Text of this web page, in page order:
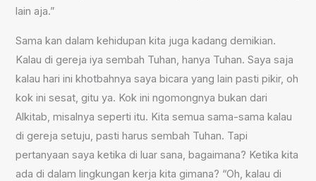
lain aja.”
Sama kan dalam kehidupan kita juga kadang demikian.
Kalau di gereja iya sembah Tuhan, hanya Tuhan. Saya saja
kalau hari ini khotbahnya saya bicara yang lain pasti pikir, oh
kok ini sesat, gitu ya. Kok ini ngomongnya bukan dari
Alkitab, misalnya seperti itu. Kita semua sama-sama kalau
di gereja setuju, pasti harus sembah Tuhan. Tapi
pertanyaan saya ketika di luar sana, bagaimana? Ketika kita
ada di dalam lingkungan kerja kita gimana? “Oh, kalau di